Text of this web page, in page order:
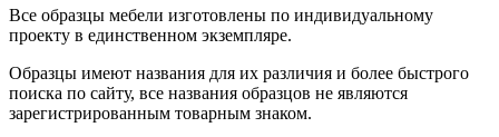
Все образцы мебели изготовлены по индивидуальному
проекту в единственном экземпляре.
Образцы имеют названия для их различия и более быстрого
поиска по сайту, все названия образцов не являются
зарегистрированным товарным знаком.